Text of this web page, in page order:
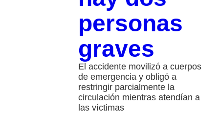
personas
graves
El accidente movilizó a cuerpos
de emergencia y obligó a
restringir parcialmente la
circulación mientras atendían a
las víctimas